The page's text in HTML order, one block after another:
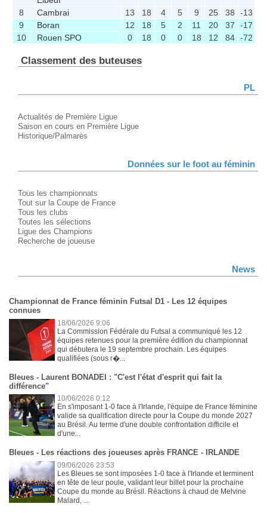
8
Cambrai 13 18 4 5 9 25 38
-13
9
Boran 12 18 5 2 11 20 37
-17
10
Rouen SPO 0 18 0 0 18 12 84 -72
Classement des buteuses
PL
Actualités de Première Ligue
Saison en cours en Première Ligue
Historique/Palmarès
Données sur le foot au féminin
Tous les championnats
Tout sur la Coupe de France
Tous les clubs
Toutes les sélections
Ligue des Champions
Recherche de joueuse
News
Championnat de France féminin Futsal D1 - Les 12 équipes
connues
18/06/2026 9:06
La Commission Fédérale du Futsal a communiqué les 12
équipes retenues pour la première édition du championnat
qui débutera le 19 septembre prochain. Les équipes
qualifiées (sous r�...
Bleues - Laurent BONADEI : "C'est l'état d'esprit qui fait la
différence"
10/06/2026 0:12
En s'imposant 1-0 face à l'Irlande, l'équipe de France féminine
valide sa qualification directe pour la Coupe du monde 2027
au Brésil. Au terme d'une double confrontation difficile et
d'une...
Bleues - Les réactions des joueuses après FRANCE - IRLANDE
09/06/2026 23:53
Les Bleues se sont imposées 1-0 face à l'Irlande et terminent
en tête de leur poule, validant leur billet pour la prochaine
Coupe du monde au Brésil. Réactions à chaud de Melvine
Malard, ...